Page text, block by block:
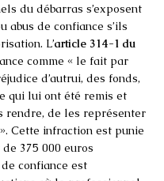
du débarras s’exposent
abus de confiance s’ils
L’article 314-1 du
comme « le fait par
d’autrui, des fonds,
qui lui ont été remis et
rendre, de les représenter
Cette infraction est punie
375 000 euros
de confiance est